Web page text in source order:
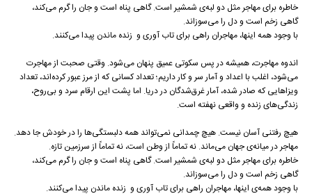
خاطره برای مهاجر مثل دو لبه‌ی شمشیر است. گاهی پناه است و جان را گرم می‌کند،
گاهی زخم است و دل را می‌سوزاند.
با وجود همه‌ اینها، مهاجران راهی برای تاب آوری و زنده ماندن پیدا می‌کنند.
اندوه مهاجرت، همیشه در پس سکوتی عمیق پنهان می‌شود. وقتی صحبت از مهاجرت
می‌شود، اغلب با اعداد و آمار سر و کار داریم؛ تعداد کسانی که از مرز عبور کرده‌اند، تعداد
ویزاهایی که صادر شده، آمار غرق‌شدگان در دریا. اما پشت این ارقام سرد و بی‌روح،
زندگی‌های زنده و واقعی نهفته است.
هیچ رفتنی آسان نیست. هیچ چمدانی نمی‌تواند همه‌ دلبستگی‌ها را در خودش جا دهد.
مهاجر در میانه‌ی جهان می‌ماند. نه تماماً از وطن است، نه تماماً از سرزمین تازه.
خاطره برای مهاجر مثل دو لبه‌ی شمشیر است. گاهی پناه است و جان را گرم می‌کند،
گاهی زخم است و دل را می‌سوزاند.
با وجود همه‌ی اینها، مهاجران راهی برای تاب آوری و زنده ماندن پیدا می‌کنند.